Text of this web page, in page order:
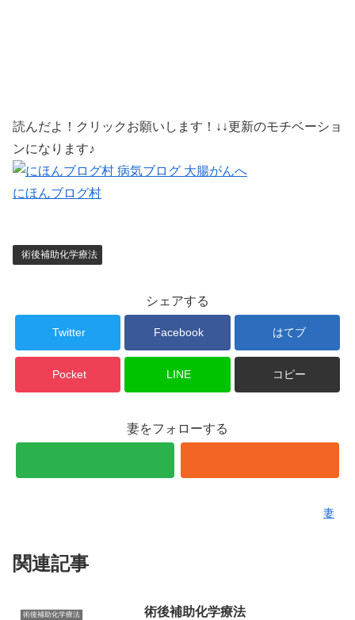
読んだよ！クリックお願いします！↓↓更新のモチベーショ
ンになります♪
にほんブログ村
術後補助化学療法
シェアする
Twitter Facebook はてブ
Pocket LINE コピー
妻をフォローする
妻
関連記事
術後補助化学療法
術後補助化学療法